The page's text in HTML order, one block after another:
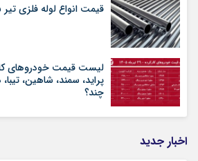
قیمت انواع لوله فلزی تیر ۱۴۰۵
چند؟
اخبار جدید